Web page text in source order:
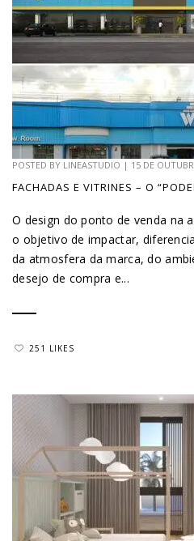
POSTED BY LINEASTUDIO | 15 DE
FACHADAS E VITRINES – O
O design do ponto de venda na
o objetivo de impactar,
da atmosfera da marca, do
desejo de compra e...
251 LIKES